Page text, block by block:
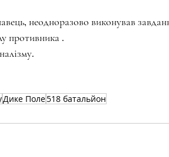
неодноразово виконував
противника .
Дике Поле518 батальйон